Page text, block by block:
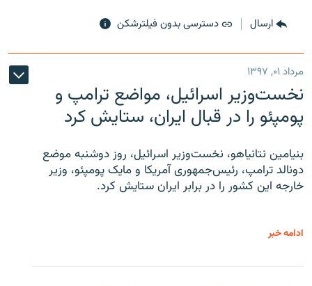
ارسال دسترسی بدون فیلترشکن
مرداد ۰۱, ۱۳۹۷
نخست‌وزیر اسرائیل، مواضع ترامپ و
پومپئو را در قبال ایران، ستایش کرد
بنیامین نتانیاهو، نخست‌وزیر اسرائیل، روز دوشنبه موضع
دونالد ترامپ، رئیس‌جمهوری آمریکا و مایک پومپئو، وزیر
خارجه این کشور را در برابر ایران ستایش کرد.
ادامه خبر